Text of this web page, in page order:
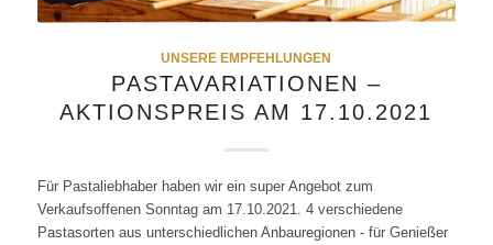
UNSERE EMPFEHLUNGEN
PASTAVARIATIONEN –
AKTIONSPREIS AM 17.10.2021
Für Pastaliebhaber haben wir ein super Angebot zum
Verkaufsoffenen Sonntag am 17.10.2021. 4 verschiedene
Pastasorten aus unterschiedlichen Anbauregionen - für Genießer